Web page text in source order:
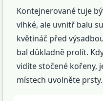
Kontejnerované tuje
vlhké, ale uvnitř balu
květináč před
bal důkladně prolít.
vidíte stočené kořeny,
místech uvolněte prsty.